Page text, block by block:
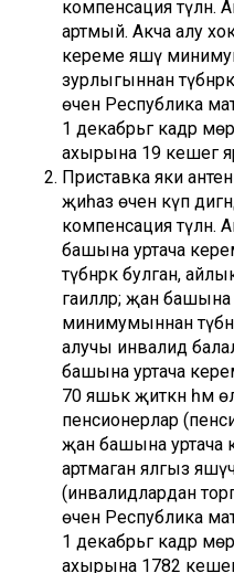
компенсация
артмый. Акча алу
кереме яшәү
зурлыгыннан
өчен Республика
1 декабрьгә кадәр
ахырына 19 кешегә
Приставка яки
җиһаз өчен күп
компенсация
башына уртача
түбәнрәк булган,
гаиләләр; җан
минимумыннан
алучы инвалид
башына уртача
70 яшькә җиткән һәм
пенсионерлар
җан башына уртача
артмаган ялгыз
(инвалидлардан
өчен Республика
1 декабрьгә кадәр
ахырына 1782 кешегә